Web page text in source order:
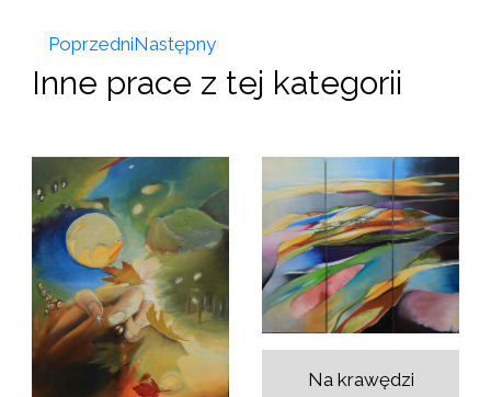
PoprzedniNastępny
Inne prace z tej kategorii
Na krawędzi